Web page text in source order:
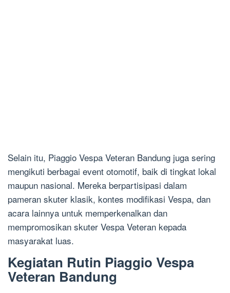
Selain itu, Piaggio Vespa Veteran Bandung juga sering
mengikuti berbagai event otomotif, baik di tingkat lokal
maupun nasional. Mereka berpartisipasi dalam
pameran skuter klasik, kontes modifikasi Vespa, dan
acara lainnya untuk memperkenalkan dan
mempromosikan skuter Vespa Veteran kepada
masyarakat luas.
Kegiatan Rutin Piaggio Vespa
Veteran Bandung